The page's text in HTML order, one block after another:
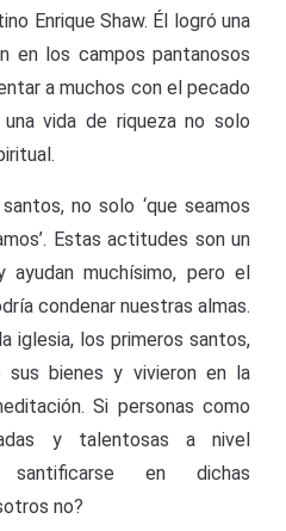
Enrique Shaw. Él logró una
en los campos pantanosos
a muchos con el pecado
vida de riqueza no solo
no solo ‘que seamos
Estas actitudes son un
ayudan muchísimo, pero el
condenar nuestras almas.
iglesia, los primeros santos,
sus bienes y vivieron en la
Si personas como
y talentosas a nivel
santificarse en dichas
no?